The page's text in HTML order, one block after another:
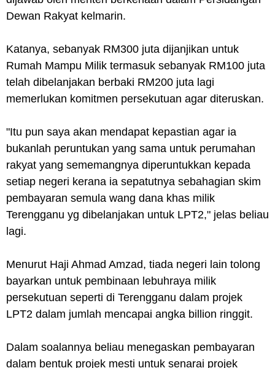
Dewan Rakyat kelmarin.
Katanya, sebanyak RM300 juta dijanjikan untuk
Rumah Mampu Milik termasuk sebanyak RM100 juta
telah dibelanjakan berbaki RM200 juta lagi
memerlukan komitmen persekutuan agar diteruskan.
"Itu pun saya akan mendapat kepastian agar ia
bukanlah peruntukan yang sama untuk perumahan
rakyat yang sememangnya diperuntukkan kepada
setiap negeri kerana ia sepatutnya sebahagian skim
pembayaran semula wang dana khas milik
Terengganu yg dibelanjakan untuk LPT2," jelas beliau
lagi.
Menurut Haji Ahmad Amzad, tiada negeri lain tolong
bayarkan untuk pembinaan lebuhraya milik
persekutuan seperti di Terengganu dalam projek
LPT2 dalam jumlah mencapai angka billion ringgit.
Dalam soalannya beliau menegaskan pembayaran
dalam bentuk projek mesti untuk senarai projek